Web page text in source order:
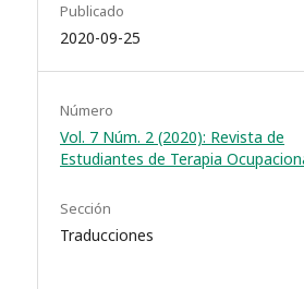
Publicado
2020-09-25
Número
Vol. 7 Núm. 2 (2020): Revista de
Estudiantes de Terapia
Sección
Traducciones